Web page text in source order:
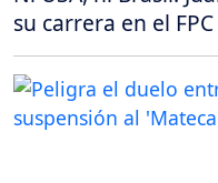
su carrera en el FPC